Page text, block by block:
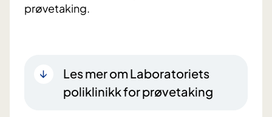
prøvetaking.
Les mer om Laboratoriets
poliklinikk for prøvetaking